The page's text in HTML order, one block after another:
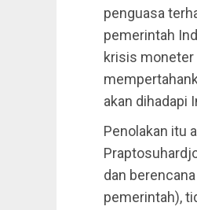
penguasa
pemerintah
krisis moneter
akan dihadapi
Penolakan itu
dan
pemerintah),